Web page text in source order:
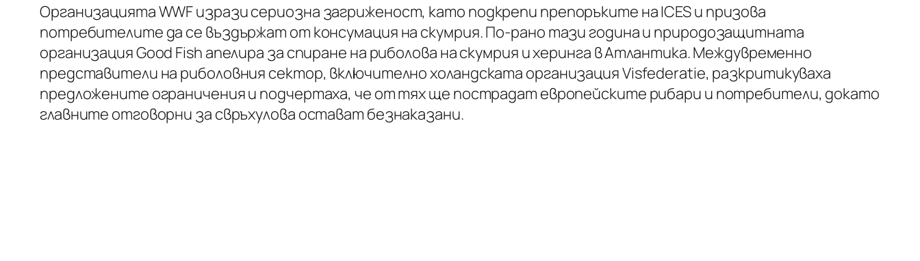
Организацията WWF изрази сериозна загриженост, като подкрепи препоръките на ICES и призова
потребителите да се въздържат от консумация на скумрия. По-рано тази година и природозащитната
организация Good Fish апелира за спиране на риболова на скумрия и херинга в Атлантика. Междувременно
представители на риболовния сектор, включително холандската организация Visfederatie, разкритикуваха
предложените ограничения и подчертаха, че от тях ще пострадат европейските рибари и потребители, докато
главните отговорни за свръхулова остават безнаказани.